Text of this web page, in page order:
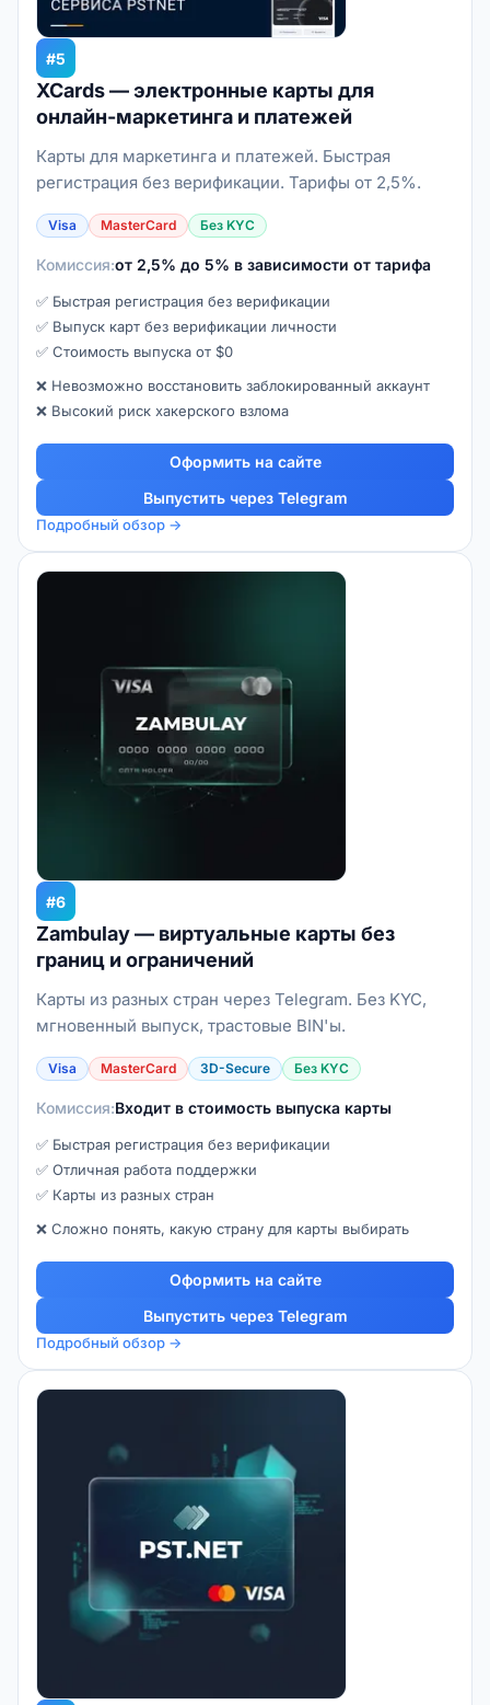
#5
XCards — электронные карты для
онлайн-маркетинга и платежей
Карты для маркетинга и платежей. Быстрая
регистрация без верификации. Тарифы от 2,5%.
Visa MasterCard Без KYC
Комиссия:от 2,5% до 5% в зависимости от тарифа
✅ Быстрая регистрация без верификации
✅ Выпуск карт без верификации личности
✅ Стоимость выпуска от $0
❌ Невозможно восстановить заблокированный аккаунт
❌ Высокий риск хакерского взлома
Оформить на сайте
Выпустить через Telegram
Подробный обзор →
#6
Zambulay — виртуальные карты без
границ и ограничений
Карты из разных стран через Telegram. Без KYC,
мгновенный выпуск, трастовые BIN'ы.
Visa MasterCard 3D-Secure Без KYC
Комиссия:Входит в стоимость выпуска карты
✅ Быстрая регистрация без верификации
✅ Отличная работа поддержки
✅ Карты из разных стран
❌ Сложно понять, какую страну для карты выбирать
Оформить на сайте
Выпустить через Telegram
Подробный обзор →